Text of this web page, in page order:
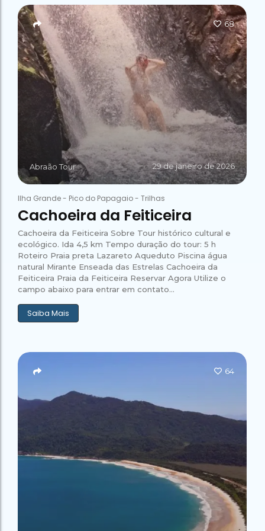
Paradisíacas
Gruta
do
Acaiá
Lagoa
Azul de
Romântico
no Saco do
Céu
Despedida
de Solteira
Caipirinha
Tour na
Ilha
Grande
Passeio
Bate e
Volta
Rio x
Ilha
Gruta
do
Acaiá
Lagoa
Azul de
Escuna
no Saco do
Céu
Despedida
de Solteira
Caipirinha
Tour na
Ilha
Grande
Passeio
Bate e
Volta
Rio x
Ilha
Grande
Abraão Tour 29 de janeiro de 2026
68
Ilha Grande- Pico do Papagaio- Trilhas
Cachoeira da Feiticeira
Cachoeira da Feiticeira Sobre Tour histórico cultural e
ecológico. Ida 4,5 km Tempo duração do tour: 5 h
Roteiro Praia preta Lazareto Aqueduto Piscina água
natural Mirante Enseada das Estrelas Cachoeira da
Feiticeira Praia da Feiticeira Reservar Agora Utilize o
campo abaixo para entrar em contato...
Saiba Mais
64